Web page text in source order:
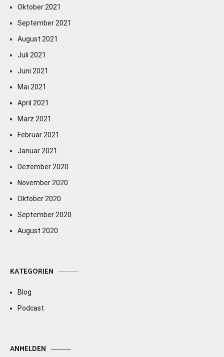
Oktober 2021
September 2021
August 2021
Juli 2021
Juni 2021
Mai 2021
April 2021
März 2021
Februar 2021
Januar 2021
Dezember 2020
November 2020
Oktober 2020
September 2020
August 2020
KATEGORIEN
Blog
Podcast
ANMELDEN